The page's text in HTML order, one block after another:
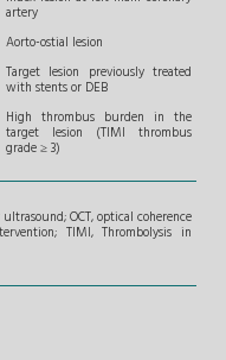
artery
Aorto-ostial lesion
Target lesion previously treated
with stents or DEB
High thrombus burden in the
target lesion (TIMI thrombus
grade ≥ 3)
OCT, optical coherence
TIMI, Thrombolysis in